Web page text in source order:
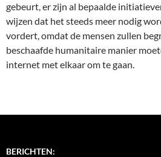
gebeurt, er zijn al bepaalde
wijzen dat het steeds meer nodig
vordert, omdat de mensen zullen
beschaafde humanitaire manier
internet met elkaar om te gaan.
BERICHTEN: